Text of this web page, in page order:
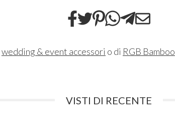
wedding & event accessori o di RGB Bamboo
VISTI DI RECENTE